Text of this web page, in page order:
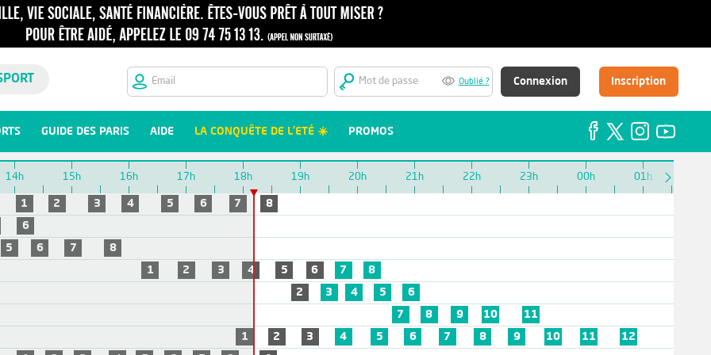
Oublié ? Connexion Inscription
GUIDE DES PARIS AIDE LA CONQUÊTE DE L'ETÉ ☀️ PROMOS
14h 15h 16h 17h 18h 19h 20h 21h 22h 23h 00h 01h
1 2 3 4 5 6 7
8
6
5 6 7
8
1
2 3 4 5 6 7
8
2
3 4 5
6
7
8 9 10
11
1
2 3 4 5 6 7 8 9 10 11
12